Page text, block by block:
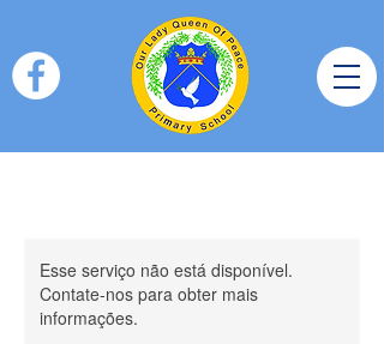
Esse serviço não está disponível.
Contate-nos para obter mais
informações.